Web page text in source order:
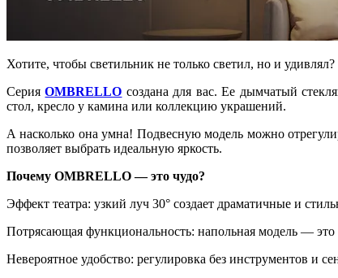
Хотите, чтобы светильник не только светил, но и удивлял?
СерияOMBRELLO создана для вас. Ее дымчатый
стол, кресло у камина или коллекцию украшений.
А насколько она умна! Подвесную модель можно
позволяет выбрать идеальную яркость.
Почему OMBRELLO — это чудо?
Эффект театра: узкий луч 30° создает драматичные и
Потрясающая функциональность: напольная модель —
Невероятное удобство: регулировка без инструментов и